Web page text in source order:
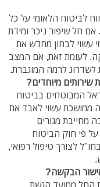
לביטוח הלאומי על כל
חל שיפור ניכר ומידת
עשוי לבחון מחדש את
לעומת זאת, אם המצב
לשדרוג לרמה המוגברת.
מיוחדים?
המבוטחים בביטוח
ממושכת עשוי לאבד את
מחייבת מגורים
פי חוק הביטוח
לצורך טיפול רפואי,
הבקשה?